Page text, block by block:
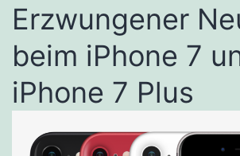
Erzwungener
beim iPhone 7
iPhone 7 Plus